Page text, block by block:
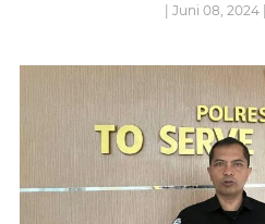
| Juni 08, 2024 |